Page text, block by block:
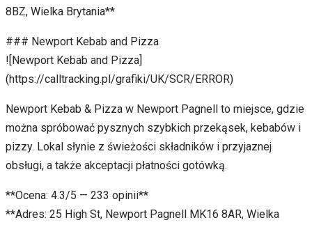
8BZ, Wielka Brytania**
### Newport Kebab and Pizza
![Newport Kebab and Pizza]
(https://calltracking.pl/grafiki/UK/SCR/ERROR)
Newport Kebab & Pizza w Newport Pagnell to miejsce, gdzie
można spróbować pysznych szybkich przekąsek, kebabów i
pizzy. Lokal słynie z świeżości składników i przyjaznej
obsługi, a także akceptacji płatności gotówką.
**Ocena: 4.3/5 — 233 opinii**
**Adres: 25 High St, Newport Pagnell MK16 8AR, Wielka